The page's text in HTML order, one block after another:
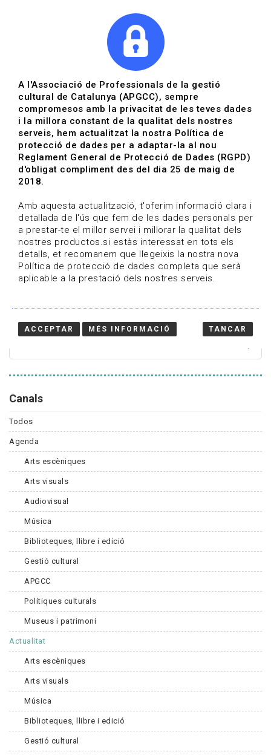
Actualitza't
Vols estar al dia?
HOME / BLOG
Estigues al dia
Convocatòries, activitats i notícies del sector de la
cultura.
Canals
Todos
Agenda
Arts escèniques
Arts visuals
Audiovisual
Música
Biblioteques, llibre i edició
Gestió cultural
APGCC
Polítiques culturals
Museus i patrimoni
Actualitat
Arts escèniques
Arts visuals
Música
Biblioteques, llibre i edició
Gestió cultural
A l'Associació de Professionals de la gestió
cultural de Catalunya (APGCC), sempre
compromesos amb la privacitat de les teves dades
i la millora constant de la qualitat dels nostres
serveis, hem actualitzat la nostra Política de
protecció de dades per a adaptar-la al nou
Reglament General de Protecció de Dades (RGPD)
d'obligat compliment des del dia 25 de maig de
2018.
Amb aquesta actualització, t'oferim informació clara i
detallada de l'ús que fem de les dades personals per
a prestar-te el millor servei i millorar la qualitat dels
nostres productos.si estàs interessat en tots els
detalls, et recomanem que llegeixis la nostra nova
Política de protecció de dades completa que serà
aplicable a la prestació dels nostres serveis.
ACCEPTAR MÉS INFORMACIÓ TANCAR